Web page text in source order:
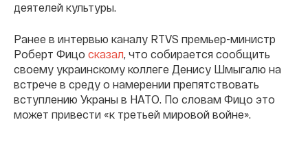
деятелей культуры.
Ранее в интервью каналу RTVS премьер-министр
Роберт Фицо сказал, что собирается сообщить
своему украинскому коллеге Денису Шмыгалю на
встрече в среду о намерении препятствовать
вступлению Украны в НАТО. По словам Фицо это
может привести «к третьей мировой войне».